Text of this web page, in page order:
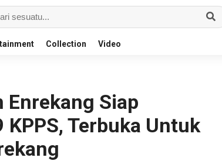
Collection Video
Enrekang Siap
Terbuka Untuk